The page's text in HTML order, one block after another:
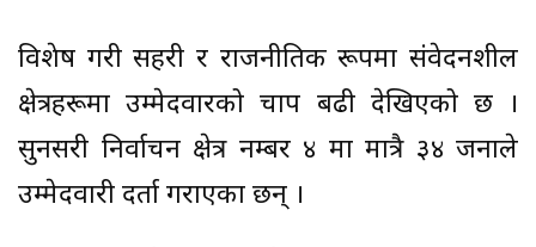
विशेष गरी सहरी र राजनीतिक रूपमा संवेदनशील
क्षेत्रहरूमा उम्मेदवारको चाप बढी देखिएको छ ।
सुनसरी निर्वाचन क्षेत्र नम्बर ४ मा मात्रै ३४ जनाले
उम्मेदवारी दर्ता गराएका छन् ।